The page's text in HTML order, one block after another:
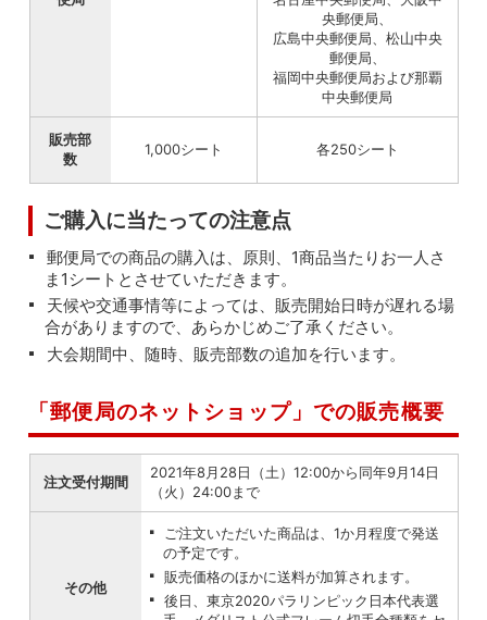
央郵便局、
広島中央郵便局、松山中央
郵便局、
福岡中央郵便局および那覇
中央郵便局
販売部
数
1,000シート 各250シート
ご購入に当たっての注意点
郵便局での商品の購入は、原則、1商品当たりお一人さ
ま1シートとさせていただきます。
天候や交通事情等によっては、販売開始日時が遅れる場
合がありますので、あらかじめご了承ください。
大会期間中、随時、販売部数の追加を行います。
「郵便局のネットショップ」での販売概要
注文受付期間
2021年8月28日（土）12:00から同年9月14日
（火）24:00まで
その他
ご注文いただいた商品は、1か月程度で発送
の予定です。
販売価格のほかに送料が加算されます。
後日、東京2020パラリンピック日本代表選